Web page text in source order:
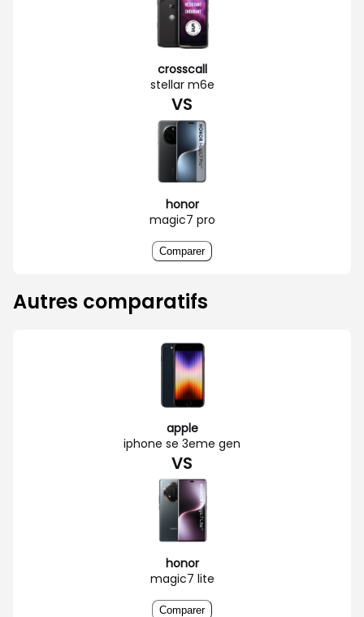
crosscall
stellar m6e
VS
honor
magic7 pro
Comparer
Autres comparatifs
apple
iphone se 3eme gen
VS
honor
magic7 lite
Comparer